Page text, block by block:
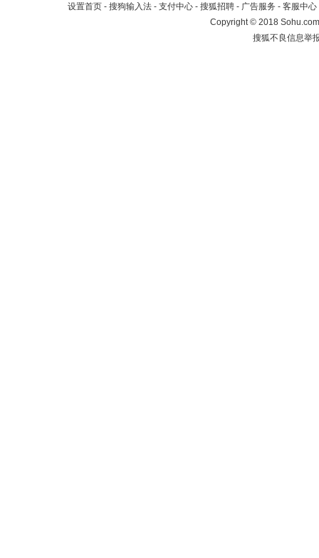
设置首页 - 搜狗输入法 - 支付中心 - 搜狐招聘 - 广告服务 - 客服中心
Copyright©2018
搜狐不良信息举